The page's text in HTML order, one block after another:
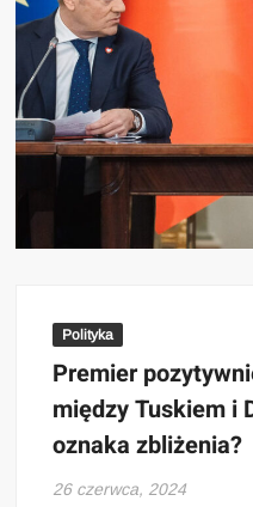
Polityka
Premier
między Tuskiem i
oznaka zbliżenia?
26 czerwca, 2024